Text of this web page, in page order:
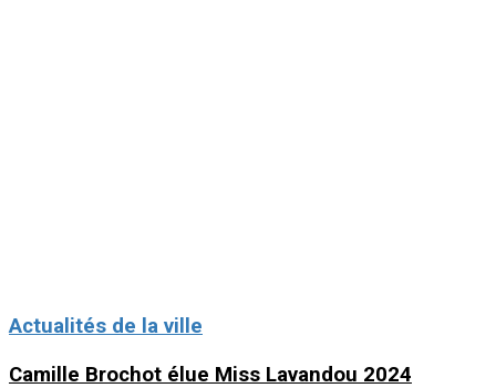
Actualités de la ville
Camille Brochot élue Miss Lavandou 2024